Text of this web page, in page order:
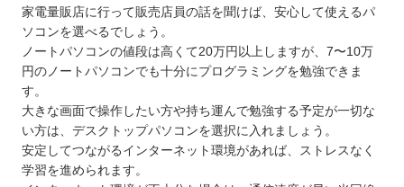
選
目標は具体的に決める
少ない時間でも毎日続ける
る
プログラミング学習で挫折した際の3つの対処法
つまずいたら答えを見る
家電量販店に行って販売店員の話を聞けば、安心して使えるパ
ソコンを選べるでしょう。
ノートパソコンの値段は高くて20万円以上しますが、7〜10万
円のノートパソコンでも十分にプログラミングを勉強できま
す。
大きな画面で操作したい方や持ち運んで勉強する予定が一切な
い方は、デスクトップパソコンを選択に入れましょう。
安定してつながるインターネット環境があれば、ストレスなく
学習を進められます。